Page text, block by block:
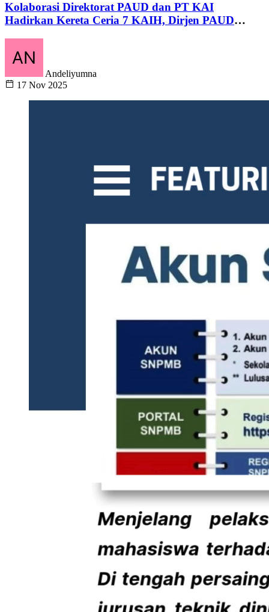
Kolaborasi Direktorat PAUD dan PT KAI
Hadirkan Kereta Ceria 7 KAIH, Dirjen PAUD
Andeliyumna
17 Nov 2025